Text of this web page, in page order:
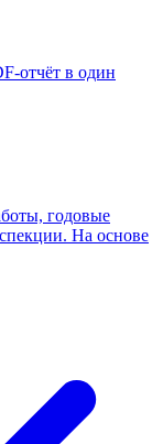
отчёт в один
годовые
На основе